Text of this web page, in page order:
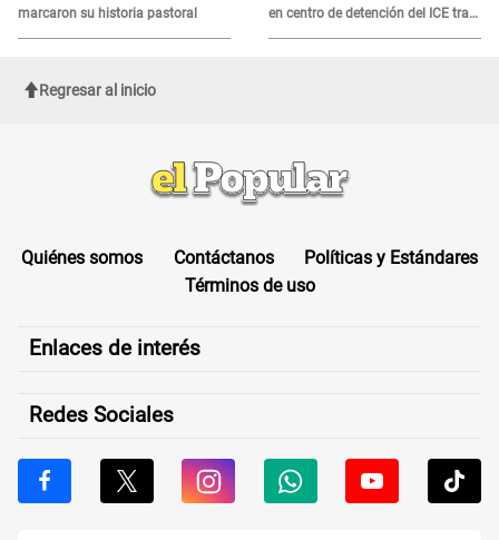
marcaron su historia pastoral
en centro de detención del ICE tras
sufrir una "emergencia médica"
Regresar al inicio
Quiénes somos Contáctanos
Políticas y Estándares
Términos de uso
Enlaces de interés
Redes Sociales